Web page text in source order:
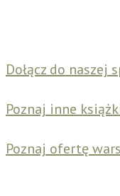
Dołącz do naszej
Poznaj inne
Poznaj ofertę